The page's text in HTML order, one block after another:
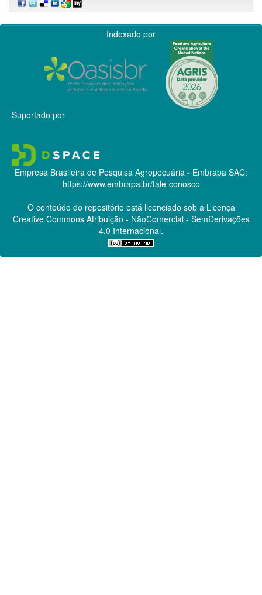
Indexado por
Suportado por
Empresa Brasileira de Pesquisa Agropecuária - Embrapa SAC:
https://www.embrapa.br/fale-conosco
O conteúdo do repositório está licenciado sob a Licença
Creative CommonsAtribuição - NãoComercial - SemDerivações
4.0 Internacional.